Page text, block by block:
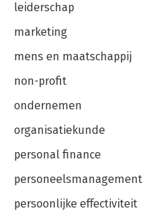
leiderschap
marketing
mens en maatschappij
non-profit
ondernemen
organisatiekunde
personal finance
personeelsmanagement
persoonlijke effectiviteit